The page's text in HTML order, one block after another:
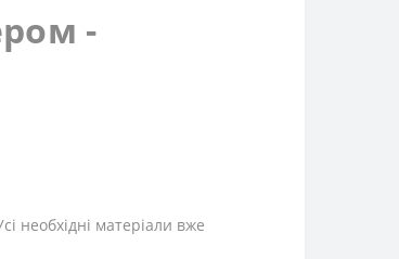
-
необхідні матеріали вже